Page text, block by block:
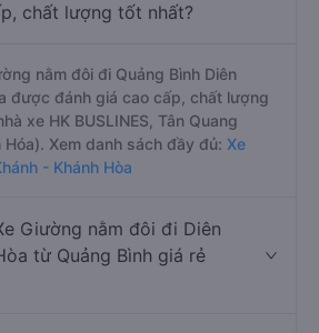
chất lượng tốt nhất?
nằm đôi đi Quảng Bình Diên
được đánh giá cao cấp, chất lượng
xe HK BUSLINES, Tân Quang
Hóa). Xem danh sách đầy đủ: Xe
- Khánh Hòa
Giường nằm đôi đi Diên
từ Quảng Bình giá rẻ